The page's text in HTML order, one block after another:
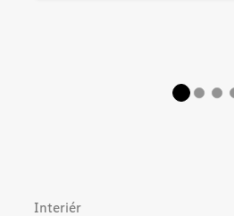
Interiér